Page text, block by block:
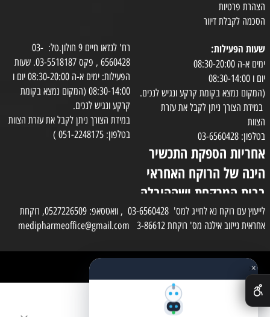
הצהרת פרטיות
הסכמה לקבלת דיוור
שעות הפעילות:
ימים א-ה 08:30-20:00
יום ו 08:30-14:00
(המקום נמצא בקומת קרקע ונגיש לנכים.
במידת הצורך ניתן לקבל את עזרת
הצוות
בטלפון: 03-6560428
אחריות הספקת התכשיר
הינה של הרוקח האחראי
בבית המרקחת ושההובלה
בפועל תעשה בעזרת
השליח
רח' לנדאו חיים 9 חולון.טל: 03-
6560428 , פקס 03-5518187. שעות
הפעילות: ימים א-ה 08:30-20:00 יום ו
08:30-14:00 (המקום נמצא בקומת
קרקע ונגיש לנכים.
במידת הצורך ניתן לקבל את עזרת הצוות
בטלפון: 051-2248175 )
לייעוץ עם רוקח נא לחייג למס' 03-6560428 , וואטסאפ: 0527226509, רוקחת
אחראית נייזוב אילנה מס' רוקחת 3-86612 medipharmeoffice@gmail.com
✕×